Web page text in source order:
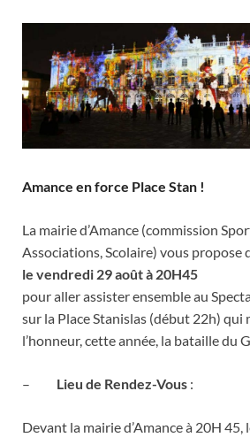
Amance en force Place Stan !
La mairie d’Amance (commission
Associations, Scolaire) vous propose
le vendredi 29 août à 20H45
pour aller assister ensemble au
sur la Place Stanislas (début 22h)
l’honneur, cette année, la bataille du
– Lieu de Rendez-Vous :
Devant la mairie d’Amance à 20H